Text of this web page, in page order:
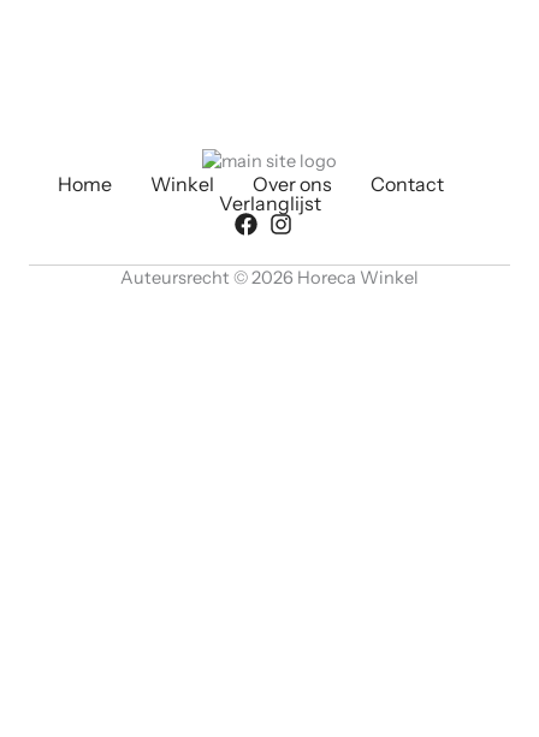
Home Winkel Over ons
Contact
Verlanglijst
Auteursrecht © 2026 Horeca Winkel